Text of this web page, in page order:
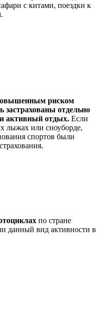
с китами, поездки к
риском
отдельно
активный отдых. Если
лыжах или сноуборде,
спортов были
по стране
данный вид активности в